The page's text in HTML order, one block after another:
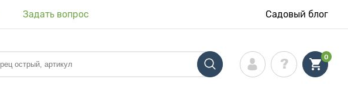
Задать вопрос Садовый блог
0